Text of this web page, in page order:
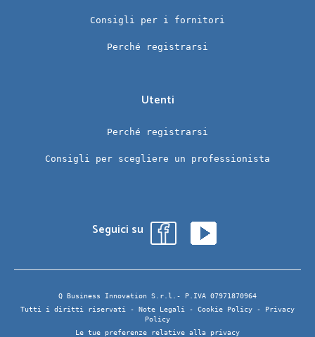
Consigli per i fornitori
Perché registrarsi
Utenti
Perché registrarsi
Consigli per scegliere un professionista
Seguici su
Q Business Innovation S.r.l.- P.IVA 07971870964
Tutti i diritti riservati - Note Legali - Cookie Policy - Privacy
Policy
Le tue preferenze relative alla privacy